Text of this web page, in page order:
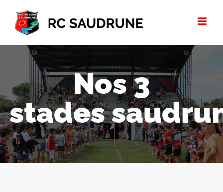
Passer
contenu
Nos 3
stades